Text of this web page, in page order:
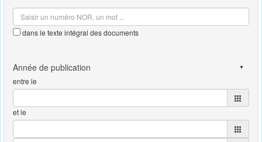
dans le texte intégral des documents
entre le
et le